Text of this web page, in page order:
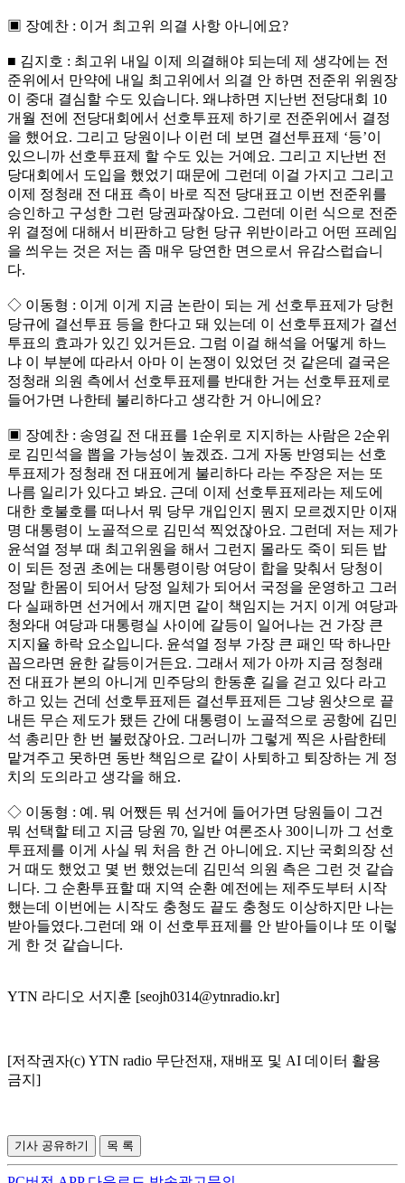
▣ 장예찬 : 이거 최고위 의결 사항 아니에요?
■ 김지호 : 최고위 내일 이제 의결해야 되는데 제 생각에는 전
준위에서 만약에 내일 최고위에서 의결 안 하면 전준위 위원장
이 중대 결심할 수도 있습니다. 왜냐하면 지난번 전당대회 10
개월 전에 전당대회에서 선호투표제 하기로 전준위에서 결정
을 했어요. 그리고 당원이나 이런 데 보면 결선투표제 ‘등’이
있으니까 선호투표제 할 수도 있는 거예요. 그리고 지난번 전
당대회에서 도입을 했었기 때문에 그런데 이걸 가지고 그리고
이제 정청래 전 대표 측이 바로 직전 당대표고 이번 전준위를
승인하고 구성한 그런 당권파잖아요. 그런데 이런 식으로 전준
위 결정에 대해서 비판하고 당헌 당규 위반이라고 어떤 프레임
을 씌우는 것은 저는 좀 매우 당연한 면으로서 유감스럽습니
다.
◇ 이동형 : 이게 이게 지금 논란이 되는 게 선호투표제가 당헌
당규에 결선투표 등을 한다고 돼 있는데 이 선호투표제가 결선
투표의 효과가 있긴 있거든요. 그럼 이걸 해석을 어떻게 하느
냐 이 부분에 따라서 아마 이 논쟁이 있었던 것 같은데 결국은
정청래 의원 측에서 선호투표제를 반대한 거는 선호투표제로
들어가면 나한테 불리하다고 생각한 거 아니에요?
▣ 장예찬 : 송영길 전 대표를 1순위로 지지하는 사람은 2순위
로 김민석을 뽑을 가능성이 높겠죠. 그게 자동 반영되는 선호
투표제가 정청래 전 대표에게 불리하다 라는 주장은 저는 또
나름 일리가 있다고 봐요. 근데 이제 선호투표제라는 제도에
대한 호불호를 떠나서 뭐 당무 개입인지 뭔지 모르겠지만 이재
명 대통령이 노골적으로 김민석 찍었잖아요. 그런데 저는 제가
윤석열 정부 때 최고위원을 해서 그런지 몰라도 죽이 되든 밥
이 되든 정권 초에는 대통령이랑 여당이 합을 맞춰서 당청이
정말 한몸이 되어서 당정 일체가 되어서 국정을 운영하고 그러
다 실패하면 선거에서 깨지면 같이 책임지는 거지 이게 여당과
청와대 여당과 대통령실 사이에 갈등이 일어나는 건 가장 큰
지지율 하락 요소입니다. 윤석열 정부 가장 큰 패인 딱 하나만
꼽으라면 윤한 갈등이거든요. 그래서 제가 아까 지금 정청래
전 대표가 본의 아니게 민주당의 한동훈 길을 걷고 있다 라고
하고 있는 건데 선호투표제든 결선투표제든 그냥 원샷으로 끝
내든 무슨 제도가 됐든 간에 대통령이 노골적으로 공항에 김민
석 총리만 한 번 불렀잖아요. 그러니까 그렇게 찍은 사람한테
맡겨주고 못하면 동반 책임으로 같이 사퇴하고 퇴장하는 게 정
치의 도의라고 생각을 해요.
◇ 이동형 : 예. 뭐 어쨌든 뭐 선거에 들어가면 당원들이 그건
뭐 선택할 테고 지금 당원 70, 일반 여론조사 30이니까 그 선호
투표제를 이게 사실 뭐 처음 한 건 아니에요. 지난 국회의장 선
거 때도 했었고 몇 번 했었는데 김민석 의원 측은 그런 것 같습
니다. 그 순환투표할 때 지역 순환 예전에는 제주도부터 시작
했는데 이번에는 시작도 충청도 끝도 충청도 이상하지만 나는
받아들였다.그런데 왜 이 선호투표제를 안 받아들이냐 또 이렇
게 한 것 같습니다.
YTN 라디오 서지훈 [seojh0314@ytnradio.kr]
[저작권자(c) YTN radio 무단전재, 재배포 및 AI 데이터 활용
금지]
기사 공유하기 목 록